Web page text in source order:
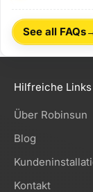
See all FAQs
Hilfreiche Links
Über Robinsun
Blog
Kontakt